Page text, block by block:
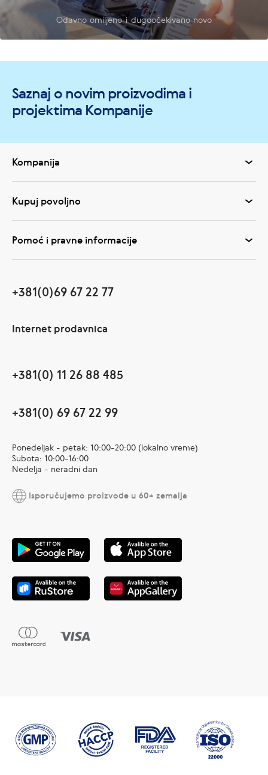
Odavno omiljeno i dugoočekivano novo
Saznaj o novim proizvodima i
projektima Kompanije
Kompanija
Kupuj povoljno
Pomoć i pravne informacije
+381(0)69 67 22 77
Internet prodavnica
+381(0) 11 26 88 485
+381(0) 69 67 22 99
Ponedeljak - petak: 10:00-20:00 (lokalno vreme)
Subota: 10:00-16:00
Nedelja - neradni dan
Isporučujemo proizvode u 60+ zemalja